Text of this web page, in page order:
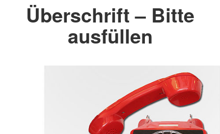
Überschrift – Bitte
ausfüllen